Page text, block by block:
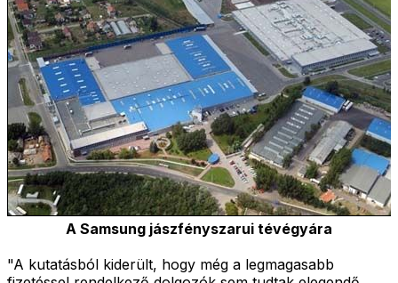
A Samsung jászfényszarui tévégyára
"A kutatásból kiderült, hogy még a legmagasabb